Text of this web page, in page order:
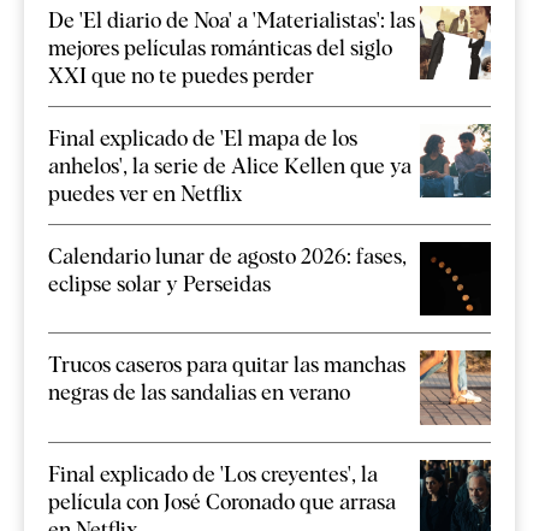
De 'El diario de Noa' a 'Materialistas': las
mejores películas románticas del siglo
XXI que no te puedes perder
Final explicado de 'El mapa de los
anhelos', la serie de Alice Kellen que ya
puedes ver en Netflix
Calendario lunar de agosto 2026: fases,
eclipse solar y Perseidas
Trucos caseros para quitar las manchas
negras de las sandalias en verano
Final explicado de 'Los creyentes', la
película con José Coronado que arrasa